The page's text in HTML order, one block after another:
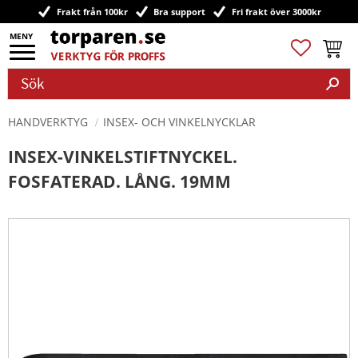
Meny
Frakt från 100kr Bra support Fri frakt över 3000kr
Favoriter
HANDVERKTYG INSEX- OCH VINKELNYCKLAR
INSEX-VINKELSTIFTNYCKEL.
FOSFATERAD. LÅNG. 19MM